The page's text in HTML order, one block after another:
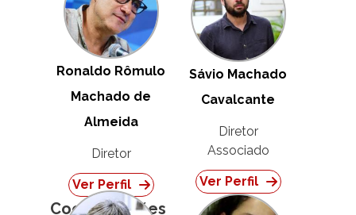
Ronaldo Rômulo
Machado de
Almeida
Diretor
Ver Perfil
Sávio Machado
Cavalcante
Diretor
Associado
Ver Perfil
Coordenações